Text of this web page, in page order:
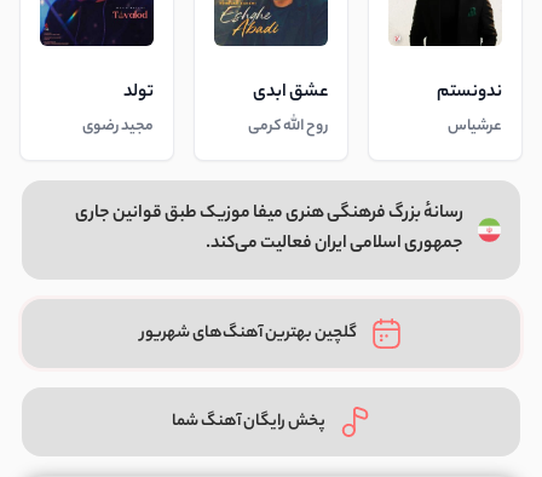
ندونستم
عرشیاس
عشق ابدی
روح الله کرمی
تولد
مجید رضوی
رسانهٔ بزرگ فرهنگی هنری میفا موزیک طبق قوانین جاری
جمهوری اسلامی ایران فعالیت می‌کند.
گلچین بهترین آهنگ‌های شهریور
پخش رایگان آهنگ شما